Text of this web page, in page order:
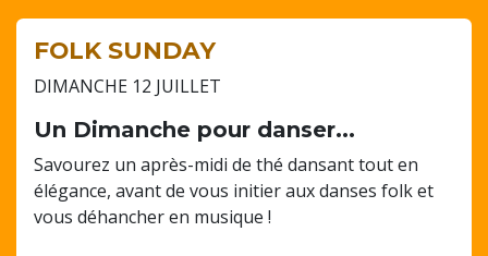
FOLK SUNDAY
DIMANCHE 12 JUILLET
Un Dimanche pour danser...
Savourez un après-midi de thé dansant tout en
élégance, avant de vous initier aux danses folk et
vous déhancher en musique !